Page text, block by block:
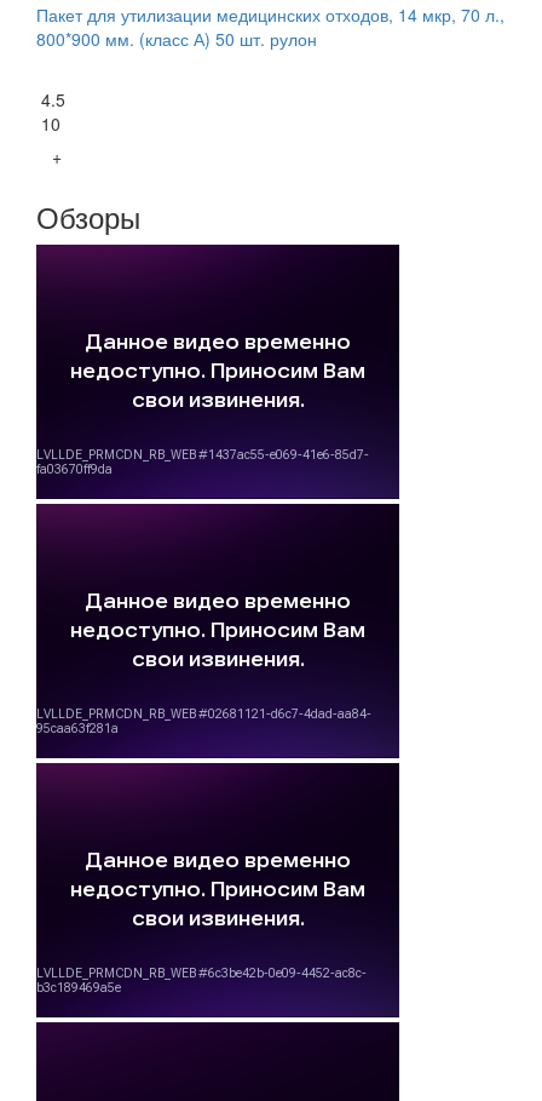
Пакет для утилизации медицинских отходов, 14 мкр, 70 л.,
800*900 мм. (класс А) 50 шт. рулон
4.5
10
+
Обзоры